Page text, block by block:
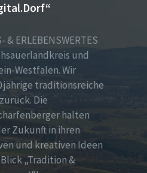
ERLEBENSWERTES
und
Westfalen. Wir
jährige traditionsreiche
Die
halten
Zukunft in ihren
und kreativen Ideen
„Tradition &